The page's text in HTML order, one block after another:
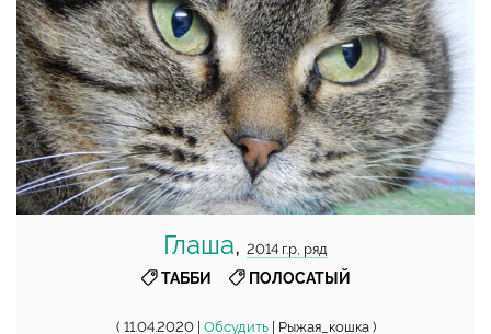
Глаша, 2014 г.р, ряд
ТАББИ
ПОЛОСАТЫЙ
( 11.04.2020 | Обсудить| Рыжая_кошка )